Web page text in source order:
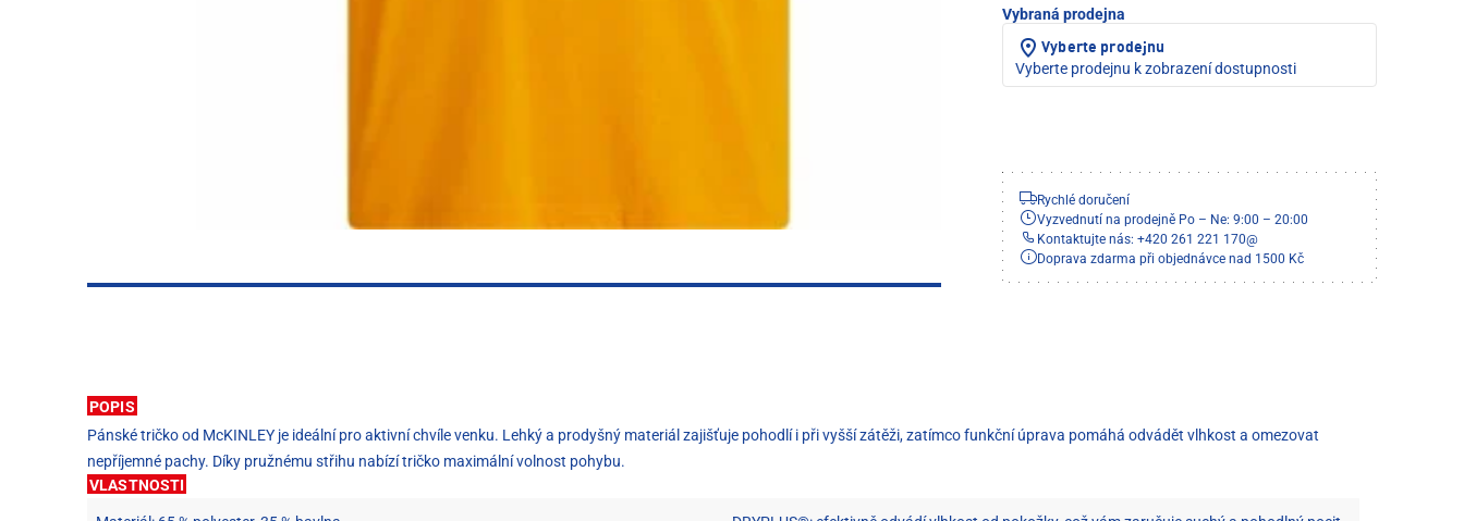
Vybraná prodejna
Vyberte prodejnu
Vyberte prodejnu k zobrazení dostupnosti
Rychlé doručení
Vyzvednutí na prodejně Po – Ne: 9:00 – 20:00
Kontaktujte nás: +420 261 221 170@
Doprava zdarma při objednávce nad 1500 Kč
POPIS
Pánské tričko od McKINLEY je ideální pro aktivní chvíle venku. Lehký a prodyšný materiál zajišťuje pohodlí i při vyšší zátěži, zatímco funkční úprava pomáhá odvádět vlhkost a omezovat
nepříjemné pachy. Díky pružnému střihu nabízí tričko maximální volnost pohybu.
VLASTNOSTI